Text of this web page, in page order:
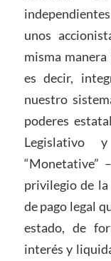
unos
misma
es decir,
nuestro
poderes
Legislativo
“Monetative”
privilegio de
de pago legal
estado, de
interés y